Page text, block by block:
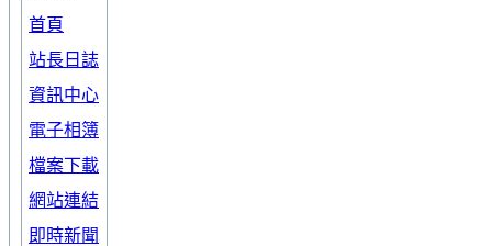
首頁
站長日誌
資訊中心
電子相簿
檔案下載
網站連結
即時新聞